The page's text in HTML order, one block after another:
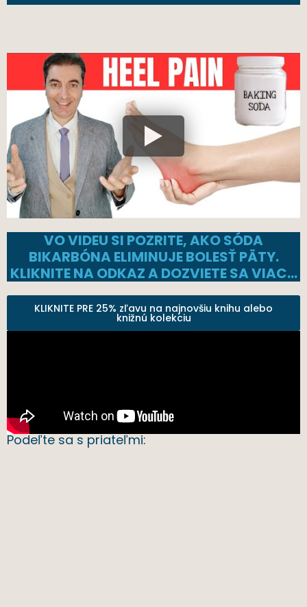
VO VIDEU SI POZRITE, AKO SÓDA
BIKARBÓNA ELIMINUJE BOLESŤ PÄTY.
KLIKNITE NA ODKAZ A DOZVIETE SA VIAC…
KLIKNITE PRE 25% zľavu na najnovšiu knihu alebo
knižnú kolekciu
Podeľte sa s priateľmi: